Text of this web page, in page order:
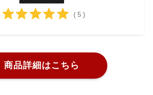
( 5 )
商品詳細はこちら